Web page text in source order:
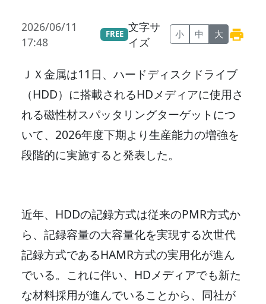
2026/06/11
17:48
FREE
文字サ
イズ
小 中 大
ＪＸ金属は11日、ハードディスクドライブ
（HDD）に搭載されるHDメディアに使用さ
れる磁性材スパッタリングターゲットにつ
いて、2026年度下期より生産能力の増強を
段階的に実施すると発表した。
近年、HDDの記録方式は従来のPMR方式か
ら、記録容量の大容量化を実現する次世代
記録方式であるHAMR方式の実用化が進ん
でいる。これに伴い、HDメディアでも新た
な材料採用が進んでいることから、同社が